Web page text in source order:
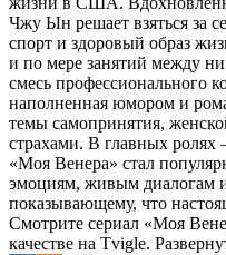
Чжу Ын решает взяться за
спорт и здоровый образ
и по мере занятий между
смесь профессионального
наполненная юмором и
темы самопринятия,
страхами. В главных
«Моя Венера» стал
эмоциям, живым диалогам
показывающему, что
Смотрите сериал «Моя
качестве на Tvigle.